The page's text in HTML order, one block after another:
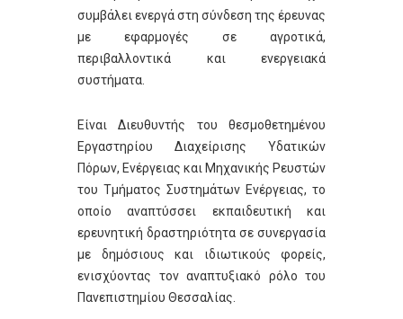
συμβάλει ενεργά στη σύνδεση της έρευνας
με εφαρμογές σε αγροτικά,
περιβαλλοντικά και ενεργειακά
συστήματα.
Είναι Διευθυντής του θεσμοθετημένου
Εργαστηρίου Διαχείρισης Υδατικών
Πόρων, Ενέργειας και Μηχανικής Ρευστών
του Τμήματος Συστημάτων Ενέργειας, το
οποίο αναπτύσσει εκπαιδευτική και
ερευνητική δραστηριότητα σε συνεργασία
με δημόσιους και ιδιωτικούς φορείς,
ενισχύοντας τον αναπτυξιακό ρόλο του
Πανεπιστημίου Θεσσαλίας.